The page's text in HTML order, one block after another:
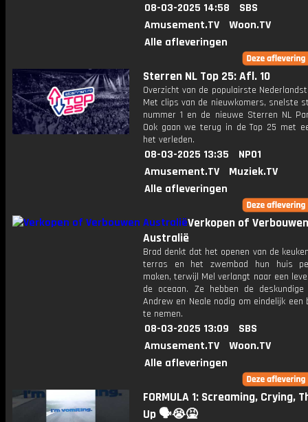
08-03-2025 14:58
SBS
Amusement.TV
Woon.TV
Alle afleveringen
Sterren NL Top 25: Afl. 10
Overzicht van de populairste
Met clips van de nieuwkomers, snelste
nummer 1 en de nieuwe Sterren NL
Ook gaan we terug in de Top 25 met
het verleden.
08-03-2025 13:35
NPO1
Amusement.TV
Muziek.TV
Alle afleveringen
Verkopen of Verbouwen
Australië
Brad denkt dat het openen van de
terras en het zwembad hun huis
maken, terwijl Mel verlangt naar een
de oceaan. Ze hebben de
Andrew en Neale nodig om eindelijk een
te nemen.
08-03-2025 13:09
SBS
Amusement.TV
Woon.TV
Alle afleveringen
FORMULA 1: Screaming, Crying,
Up 🗣️😭🤮